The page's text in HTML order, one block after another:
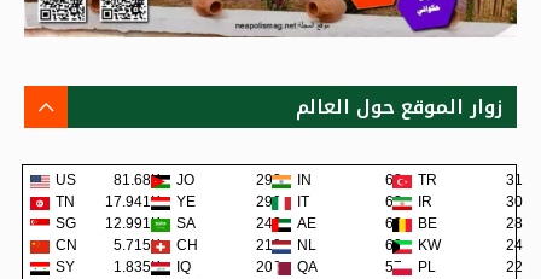
زوار الموقع حول العالم
US 81.68K JO 293 IN 68 TR
31
TN
17.941K YE 290 IT 62 IR
30
SG
12.991K SA 242 AE 62 BE
28
CN
5.715K CH 219 NL 60 KW
24
SY
1.835K IQ 200 QA 57 PL
22